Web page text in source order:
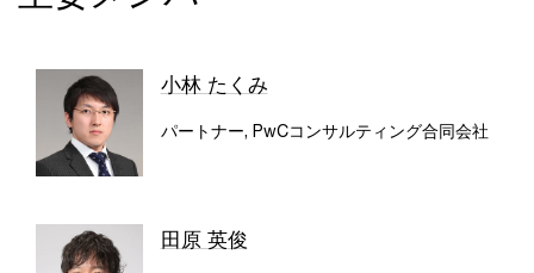
小林 たくみ
パートナー, PwCコンサルティング合同会社
田原 英俊